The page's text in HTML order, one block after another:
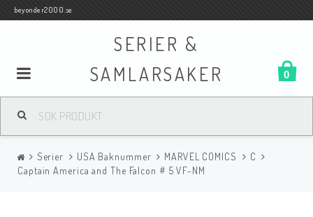
beyonder2000.se
SERIER &
SAMLARSAKER
0
Samlar- och Spelkort
Serier
Serier USA Baknummer MARVEL COMICS
C
Captain America and The Falcon # 5 VF-NM